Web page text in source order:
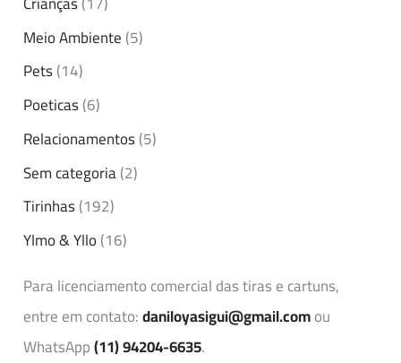
Meio Ambiente(5)
Pets(14)
Poeticas(6)
Relacionamentos(5)
Sem categoria(2)
Tirinhas(192)
Ylmo & Yllo(16)
Para licenciamento comercial das tiras e cartuns,
entre em contato:daniloyasigui@gmail.comou
WhatsApp(11) 94204-6635.